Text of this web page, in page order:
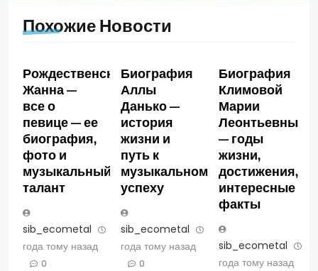
Похожие Новости
Рождественская
Жанна —
все о
певице — ее
биография,
фото и
музыкальный
талант
sib_ecometal
года тому назад
0
Биография
Аллы
Данько —
история
жизни и
путь к
музыкальному
успеху
sib_ecometal
года тому назад
0
Биография
Климовой
Марии
Леонтьевны
— годы
жизни,
достижения,
интересные
факты
sib_ecometal
года тому назад